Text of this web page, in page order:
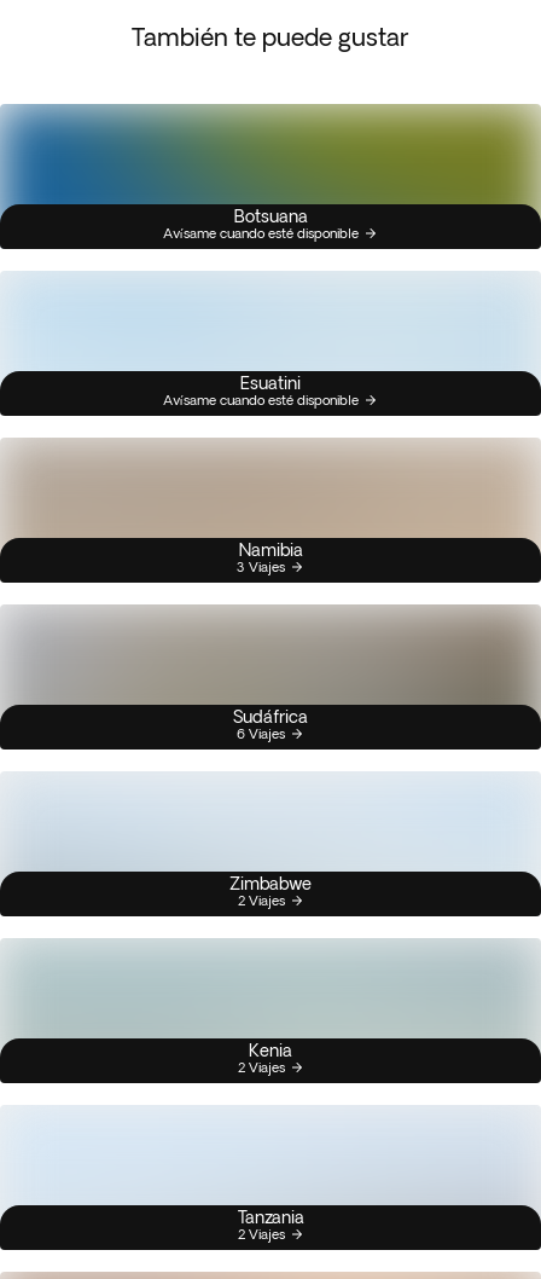
También te puede gustar
Botsuana
Avísame cuando esté disponible
Esuatini
Avísame cuando esté disponible
Namibia
3 Viajes
Sudáfrica
6 Viajes
Zimbabwe
2 Viajes
Kenia
2 Viajes
Tanzania
2 Viajes